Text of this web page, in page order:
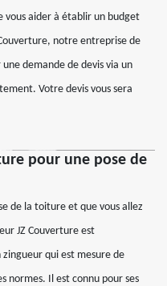
vous aider à établir un budget
notre entreprise de
demande de devis via un
Votre devis vous sera
pour une pose de
de la toiture et que vous allez
JZ Couverture est
qui est mesure de
normes. Il est connu pour ses